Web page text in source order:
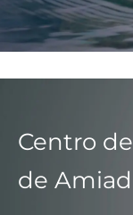
Centro
de Amiad